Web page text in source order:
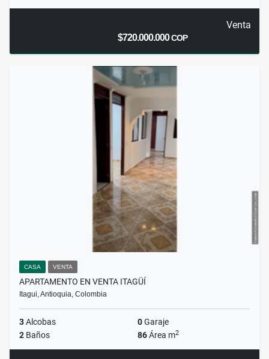
Venta
$720.000.000COP
CASA VENTA
APARTAMENTO EN VENTA ITAGÜÍ
Itagui, Antioquia, Colombia
3Alcobas 0Garaje
2 Baños 86Área m2